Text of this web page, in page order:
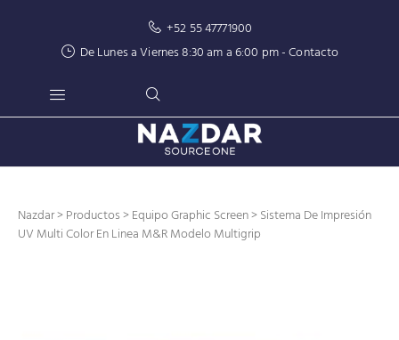
+52 55 47771900
De Lunes a Viernes 8:30 am a 6:00 pm -Contacto
Nazdar>Productos>Equipo Graphic Screen> Sistema De Impresión
UV Multi Color En Linea M&R Modelo Multigrip